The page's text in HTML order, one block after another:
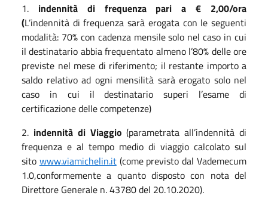
1. indennità di frequenza pari a € 2,00/ora
(L’indennità di frequenza sarà erogata con le seguenti
modalità: 70% con cadenza mensile solo nel caso in cui
il destinatario abbia frequentato almeno l’80% delle ore
previste nel mese di riferimento; il restante importo a
saldo relativo ad ogni mensilità sarà erogato solo nel
caso in cui il destinatario superi l’esame di
certificazione delle competenze)
2. indennità di Viaggio (parametrata all’indennità di
frequenza e al tempo medio di viaggio calcolato sul
sito www.viamichelin.it(come previsto dal Vademecum
1.0,conformemente a quanto disposto con nota del
Direttore Generale n. 43780 del 20.10.2020).